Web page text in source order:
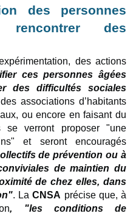
des personnes
rencontrer des
des actions
ces personnes âgées
des difficultés sociales
associations d’habitants
ou encore en faisant du
se verront proposer "une
et seront encouragés
de prévention ou à
de maintien du
de chez elles, dans
. LaCNSA précise que, à
, "les conditions de